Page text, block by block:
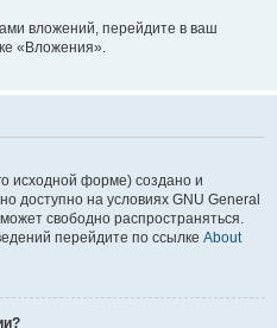
вложений, перейдите в ваш
«Вложения».
исходной форме) создано и
доступно на условиях GNU General
свободно распространяться.
перейдите по ссылке About